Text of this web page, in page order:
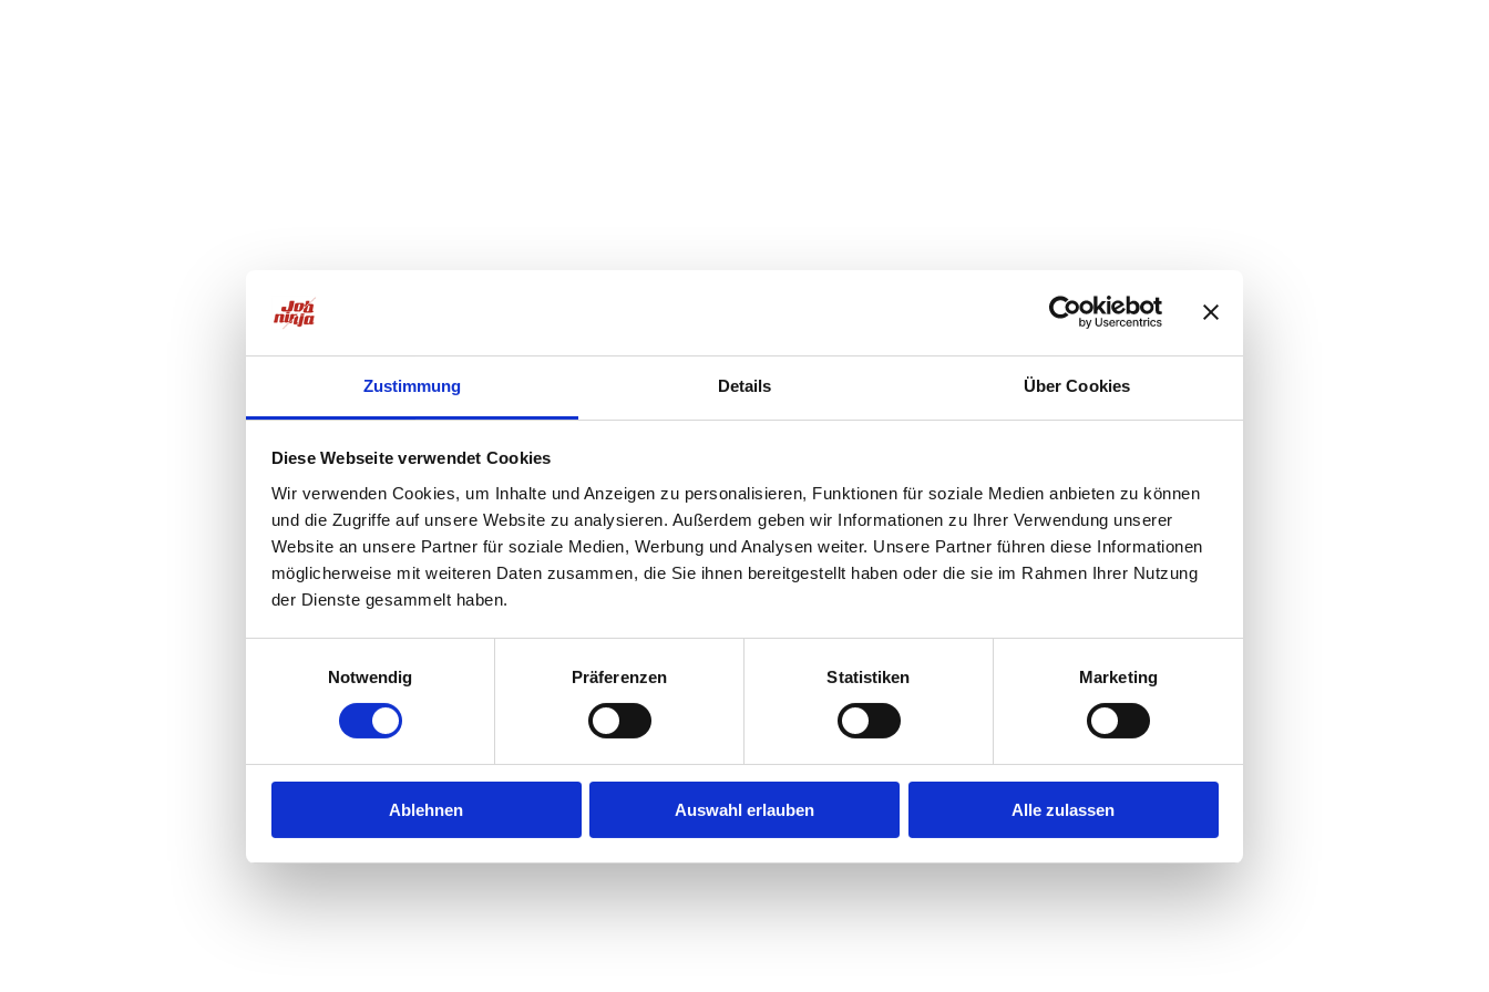
Zustimmung Details Über Cookies
Diese Webseite verwendet Cookies
Wir verwenden Cookies, um Inhalte und Anzeigen zu personalisieren, Funktionen für soziale Medien anbieten zu können
und die Zugriffe auf unsere Website zu analysieren. Außerdem geben wir Informationen zu Ihrer Verwendung unserer
Website an unsere Partner für soziale Medien, Werbung und Analysen weiter. Unsere Partner führen diese Informationen
möglicherweise mit weiteren Daten zusammen, die Sie ihnen bereitgestellt haben oder die sie im Rahmen Ihrer Nutzung
der Dienste gesammelt haben.
Notwendig
Präferenzen Statistiken Marketing
Ablehnen Auswahl erlauben Alle zulassen
Application error: aclient-side exception has occurred while loadingjobninja.com(see the browser consolefor more information).